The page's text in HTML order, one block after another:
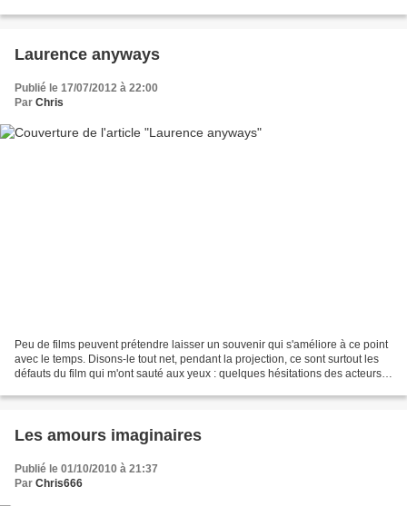
Laurence anyways
Publié le 17/07/2012 à 22:00
Par Chris
Peu de films peuvent prétendre laisser un souvenir qui s'améliore à ce point
avec le temps. Disons-le tout net, pendant la projection, ce sont surtout les
défauts du film qui m'ont sauté aux yeux : quelques hésitations des acteurs,
Les amours imaginaires
Publié le 01/10/2010 à 21:37
Par Chris666